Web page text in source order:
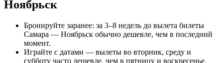
Ноябрьск
Бронируйте заранее: за 3–8 недель до вылета билеты
Самара — Ноябрьск обычно дешевле, чем в последний
момент.
Играйте с датами — вылеты во вторник, среду и
субботу часто дешевле, чем в пятницу и воскресенье.